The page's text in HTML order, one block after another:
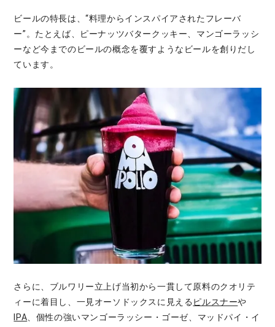
ビールの特長は、“料理からインスパイアされたフレーバ
ー”。たとえば、ピーナッツバタークッキー、マンゴーラッシ
ーなど今までのビールの概念を覆すようなビールを創りだし
ています。
さらに、ブルワリー立上げ当初から一貫して原料のクオリテ
ィーに着目し、一見オーソドックスに見える ピルスナーや
IPA、個性の強いマンゴーラッシー・ゴーゼ、マッドパイ・イ